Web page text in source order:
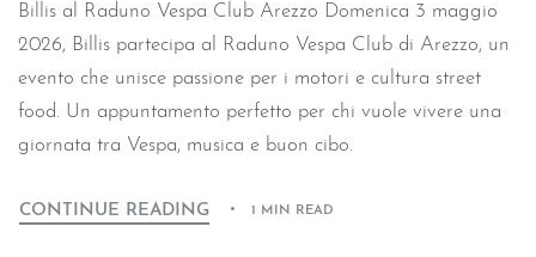
Billis al Raduno Vespa Club Arezzo Domenica 3 maggio
2026, Billis partecipa al Raduno Vespa Club di Arezzo, un
evento che unisce passione per i motori e cultura street
food. Un appuntamento perfetto per chi vuole vivere una
giornata tra Vespa, musica e buon cibo.
CONTINUE READING 1 MIN READ